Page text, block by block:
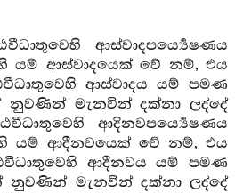
ආස්වාදපර්‍ය්‍යෙෂණය
යම් ආස්වාදයෙක් වේ නම්, එය
ආස්වාදය යම් පමණ
මැනවින් දක්නා ලද්දේ
ආදිනවපර්‍ය්‍යෙෂණය
යම් ආදීනවයෙක් වේ නම්, එය
ආදීනවය යම් පමණ
නුවණින් මැනවින් දක්නා ලද්දේ